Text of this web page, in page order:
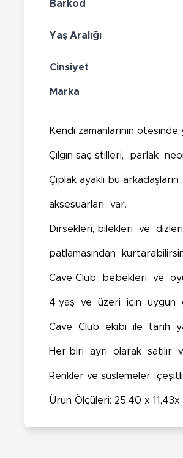
Barkod
Yaş Aralığı
Cinsiyet
Marka
Kendi zamanlarının
Çılgın saç stilleri, parlak
Çıplak ayaklı bu
aksesuarları var.
Dirsekleri, bilekleri ve
patlamasından
Cave Club bebekleri ve
4 yaş ve üzeri için uygun
Cave Club ekibi ile tarih
Her biri ayrı olarak satılır
Renkler ve süslemeler
Ürün Ölçüleri: 25,40 x 11,43x